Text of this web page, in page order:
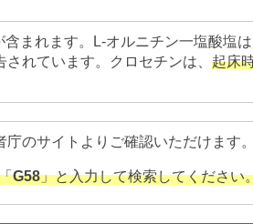
まれます。L-オルニチン一塩酸塩は
されています。クロセチンは、 起床
のサイトよりご確認いただけます。
G58」と入力して検索してください